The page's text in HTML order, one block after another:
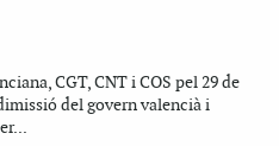
CGT, CNT i COS pel 29 de
del govern valencià i